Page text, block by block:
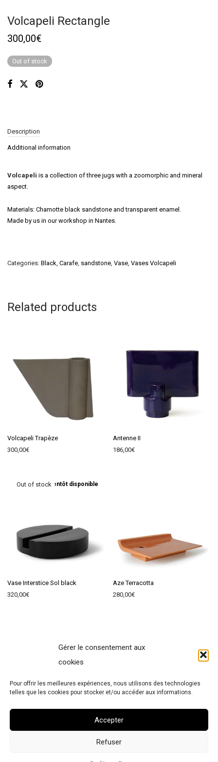
Gérer le consentement aux
cookies
Pour offrir les meilleures expériences, nous utilisons des technologies
telles que les cookies pour stocker et/ou accéder aux informations.
Accepter
Refuser
Volcapeli Rectangle
300,00€
Out of stock
Description
Additional information
Volcapeli is a collection of three jugs with a zoomorphic and mineral
aspect.
Materials: Chamotte black sandstone and transparent enamel.
Made by us in our workshop in Nantes.
Categories: Black Carafe sandstone Vase Vases Volcapeli
Related products
Volcapeli Trapèze
300,00€
Antenne II
186,00€
Bientôt disponible
Vase Interstice Sol black
320,00€
Aze Terracotta
280,00€
Legal Notice
Cookies policy